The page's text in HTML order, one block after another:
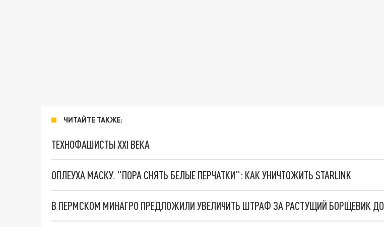
ЧИТАЙТЕ ТАКЖЕ:
ТЕХНОФАШИСТЫ XXI ВЕКА
ОПЛЕУХА МАСКУ. "ПОРА СНЯТЬ БЕЛЫЕ ПЕРЧАТКИ": КАК УНИЧТОЖИТЬ STARLINK